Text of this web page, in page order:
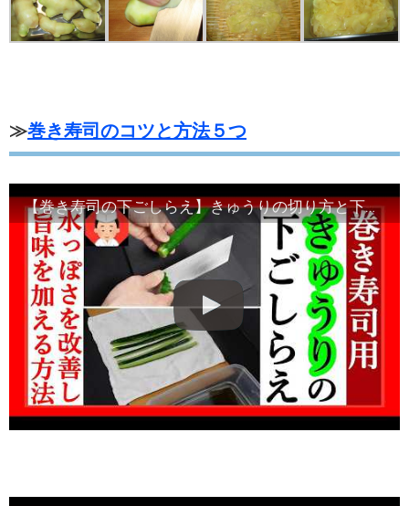
≫巻き寿司のコツと方法５つ
【巻き寿司の下ごしらえ】きゅうりの切り方と下味のつけ方・Japanese food